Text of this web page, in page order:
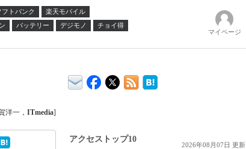
フトバンク
楽天モバイル
バッテリー デジモノ
チョイ得
マイページ
洋一， ITmedia]
アクセストップ10
2026年08月07日 更新